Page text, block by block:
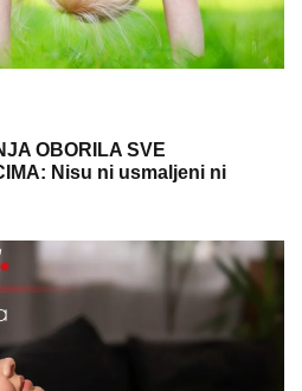
OBORILA SVE
Nisu ni usmaljeni ni